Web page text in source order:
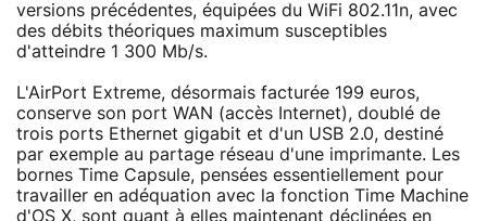
versions précédentes, équipées du WiFi 802.11n, avec
des débits théoriques maximum susceptibles
d'atteindre 1 300 Mb/s.
L'AirPort Extreme, désormais facturée 199 euros,
conserve son port WAN (accès Internet), doublé de
trois ports Ethernet gigabit et d'un USB 2.0, destiné
par exemple au partage réseau d'une imprimante. Les
bornes Time Capsule, pensées essentiellement pour
travailler en adéquation avec la fonction Time Machine
d'OS X, sont quant à elles maintenant déclinées en